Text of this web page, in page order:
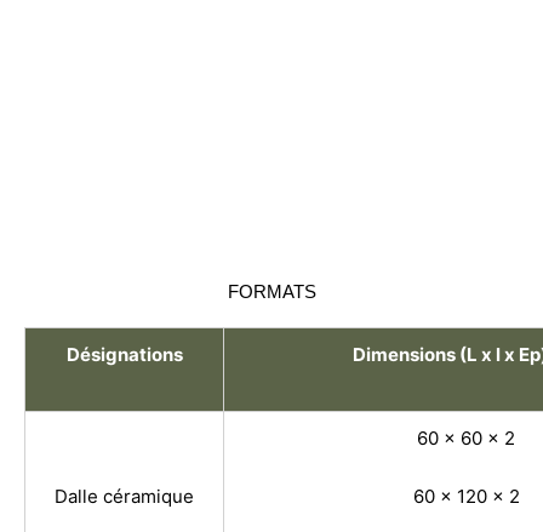
FORMATS
Désignations Dimensions (L x l x
Dalle céramique
60 x 60 x 2
60 x 120 x 2